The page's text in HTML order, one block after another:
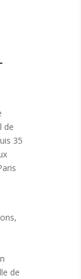
de
35
de